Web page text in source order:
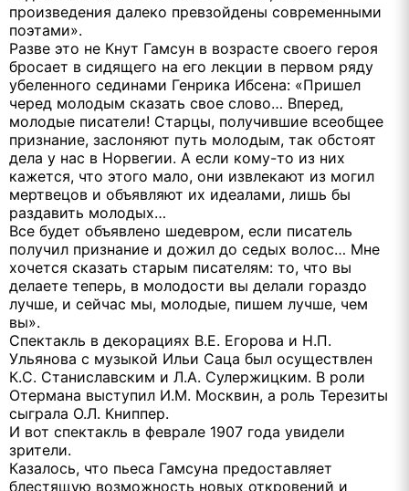
произведения далеко превзойдены современными
поэтами».
Разве это не Кнут Гамсун в возрасте своего героя
бросает в сидящего на его лекции в первом ряду
убеленного сединами Генрика Ибсена: «Пришел
черед молодым сказать свое слово… Вперед,
молодые писатели! Старцы, получившие всеобщее
признание, заслоняют путь молодым, так обстоят
дела у нас в Норвегии. А если кому-то из них
кажется, что этого мало, они извлекают из могил
мертвецов и объявляют их идеалами, лишь бы
раздавить молодых…
Все будет объявлено шедевром, если писатель
получил признание и дожил до седых волос… Мне
хочется сказать старым писателям: то, что вы
делаете теперь, в молодости вы делали гораздо
лучше, и сейчас мы, молодые, пишем лучше, чем
вы».
Спектакль в декорациях В.Е. Егорова и Н.П.
Ульянова с музыкой Ильи Саца был осуществлен
К.С. Станиславским и Л.А. Сулержицким. В роли
Отермана выступил И.М. Москвин, а роль Терезиты
сыграла О.Л. Книппер.
И вот спектакль в феврале 1907 года увидели
зрители.
Казалось, что пьеса Гамсуна предоставляет
блестящую возможность новых откровений и